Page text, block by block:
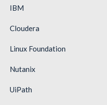
IBM
Cloudera
Linux Foundation
Nutanix
UiPath